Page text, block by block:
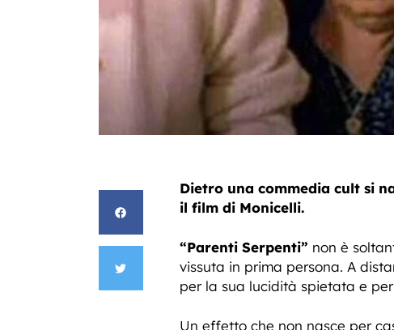
Dietro una commedia cult si
il film di Monicelli.
“Parenti Serpenti” non è
vissuta in prima persona. A
per la sua lucidità spietata e
Un effetto che non nasce per